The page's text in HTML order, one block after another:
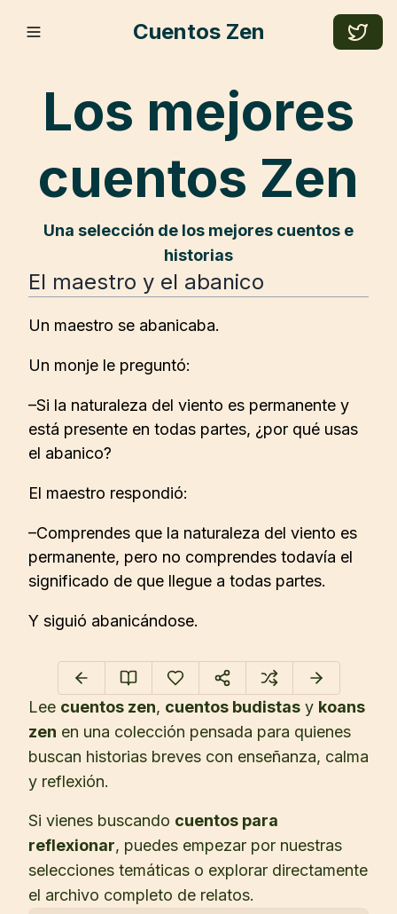
Cuentos Zen
Los mejores
cuentos Zen
Una selección de los mejores cuentos e
historias
el maestro y el abanico
Un maestro se abanicaba.
Un monje le preguntó:
–Si la naturaleza del viento es permanente y
está presente en todas partes, ¿por qué usas
el abanico?
El maestro respondió:
–Comprendes que la naturaleza del viento es
permanente, pero no comprendes todavía el
significado de que llegue a todas partes.
Y siguió abanicándose.
Lee cuentos zen, cuentos budistas y koans
zen en una colección pensada para quienes
buscan historias breves con enseñanza, calma
y reflexión.
Si vienes buscando cuentos para
reflexionar, puedes empezar por nuestras
selecciones temáticas o explorar directamente
el archivo completo de relatos.